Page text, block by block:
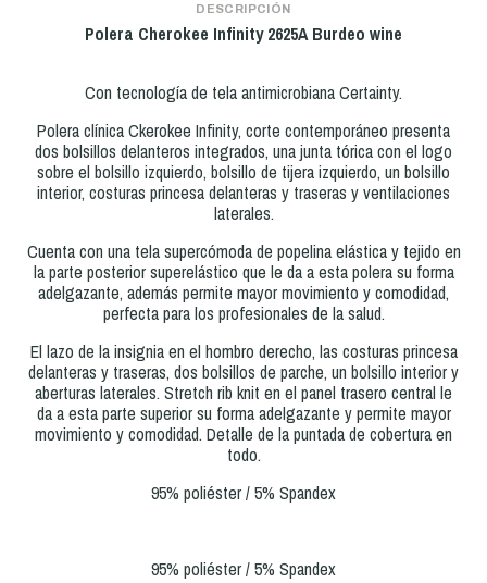
DESCRIPCIÓN
Polera Cherokee Infinity 2625A Burdeo wine
Con tecnología de tela antimicrobiana Certainty.
Polera clínica Ckerokee Infinity, corte contemporáneo presenta
dos bolsillos delanteros integrados, una junta tórica con el logo
sobre el bolsillo izquierdo, bolsillo de tijera izquierdo, un bolsillo
interior, costuras princesa delanteras y traseras y ventilaciones
laterales.
Cuenta con una tela supercómoda de popelina elástica y tejido en
la parte posterior superelástico que le da a esta polera su forma
adelgazante, además permite mayor movimiento y comodidad,
perfecta para los profesionales de la salud.
El lazo de la insignia en el hombro derecho, las costuras princesa
delanteras y traseras, dos bolsillos de parche, un bolsillo interior y
aberturas laterales. Stretch rib knit en el panel trasero central le
da a esta parte superior su forma adelgazante y permite mayor
movimiento y comodidad. Detalle de la puntada de cobertura en
todo.
95% poliéster / 5% Spandex
95% poliéster / 5% Spandex